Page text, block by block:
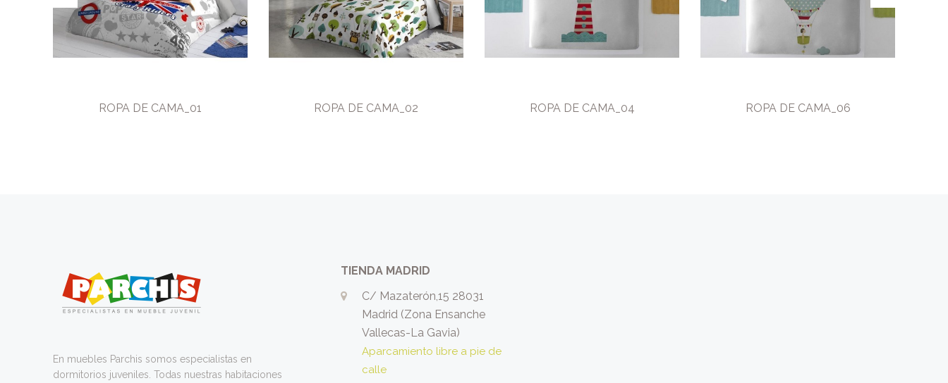
ROPA DE CAMA_01 ROPA DE CAMA_02 ROPA DE CAMA_04 ROPA DE CAMA_06
En muebles Parchis somos especialistas en
dormitorios juveniles. Todas nuestras habitaciones
TIENDA MADRID
C/ Mazaterón,15 28031
Madrid (Zona Ensanche
Vallecas-La Gavia)
Aparcamiento libre a pie de
calle